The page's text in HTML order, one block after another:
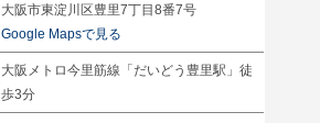
大阪市東淀川区豊里7丁目8番7号
Google Mapsで見る
大阪メトロ今里筋線「だいどう豊里駅」徒
歩3分